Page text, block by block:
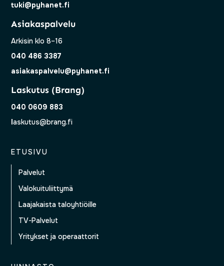
tuki@pyhanet.fi
Asiakaspalvelu
Arkisin klo 8–16
040 486 3387
asiakaspalvelu@pyhanet.fi
Laskutus (Brang)
040 0609 883
laskutus@brang.fi
ETUSIVU
Palvelut
Valokuituliittymä
Laajakaista taloyhtiöille
TV-Palvelut
Yritykset ja operaattorit